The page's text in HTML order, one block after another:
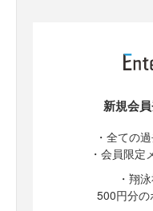
新規会
・全ての
・会員限定
・翔
500円分の